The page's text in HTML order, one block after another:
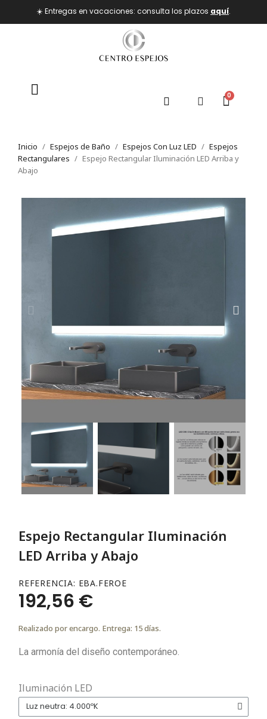
☀️ Entregas en vacaciones: consulta los plazos aquí.
Inicio Espejos de Baño Espejos Con Luz LED
Espejos
Rectangulares
Espejo Rectangular Iluminación LED Arriba y
Abajo
Espejo Rectangular Iluminación
LED Arriba y Abajo
REFERENCIA EBA.FEROE
192,56 €
Realizado por encargo. Entrega: 15 días.
La armonía del diseño contemporáneo.
Iluminación LED